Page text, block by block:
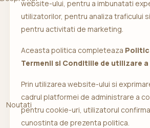
Noutati
website-ului, pentru a imbunatati
utilizatorilor, pentru analiza traficului
pentru activitati de marketing.
Aceasta politica completeaza
Termenii si Conditiile de utilizare
Prin utilizarea website-ului si
cadrul platformei de administrare a
pentru cookie-uri, utilizatorul
cunostinta de prezenta politica.